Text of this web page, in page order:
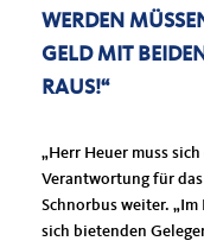
WERDEN
GELD MIT
RAUS!“
Herr Heuer muss sich
Verantwortung für
Schnorbus weiter.
sich bietenden